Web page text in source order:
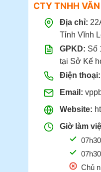
CTY TNHH
Địa chỉ:
Tỉnh Vĩnh
GPKD: Số
tại Sở Kế
Điện thoại:
Email:
Website:
Giờ làm
Chủ